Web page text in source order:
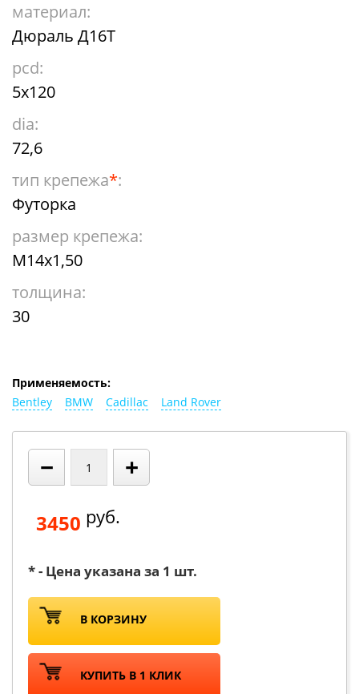
материал:
Дюраль Д16Т
pcd:
5x120
dia:
72,6
тип крепежа*:
Футорка
размер крепежа:
М14х1,50
толщина:
30
Применяемость:
Bentley
BMW Cadillac Land Rover
− +
3450 руб.
* - Цена указана за 1 шт.
В КОРЗИНУ
КУПИТЬ В 1 КЛИК